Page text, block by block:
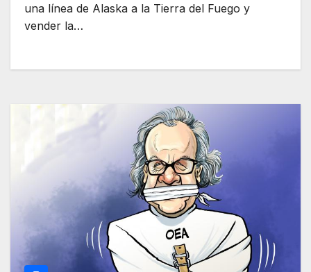
una línea de Alaska a la Tierra del Fuego y
vender la…